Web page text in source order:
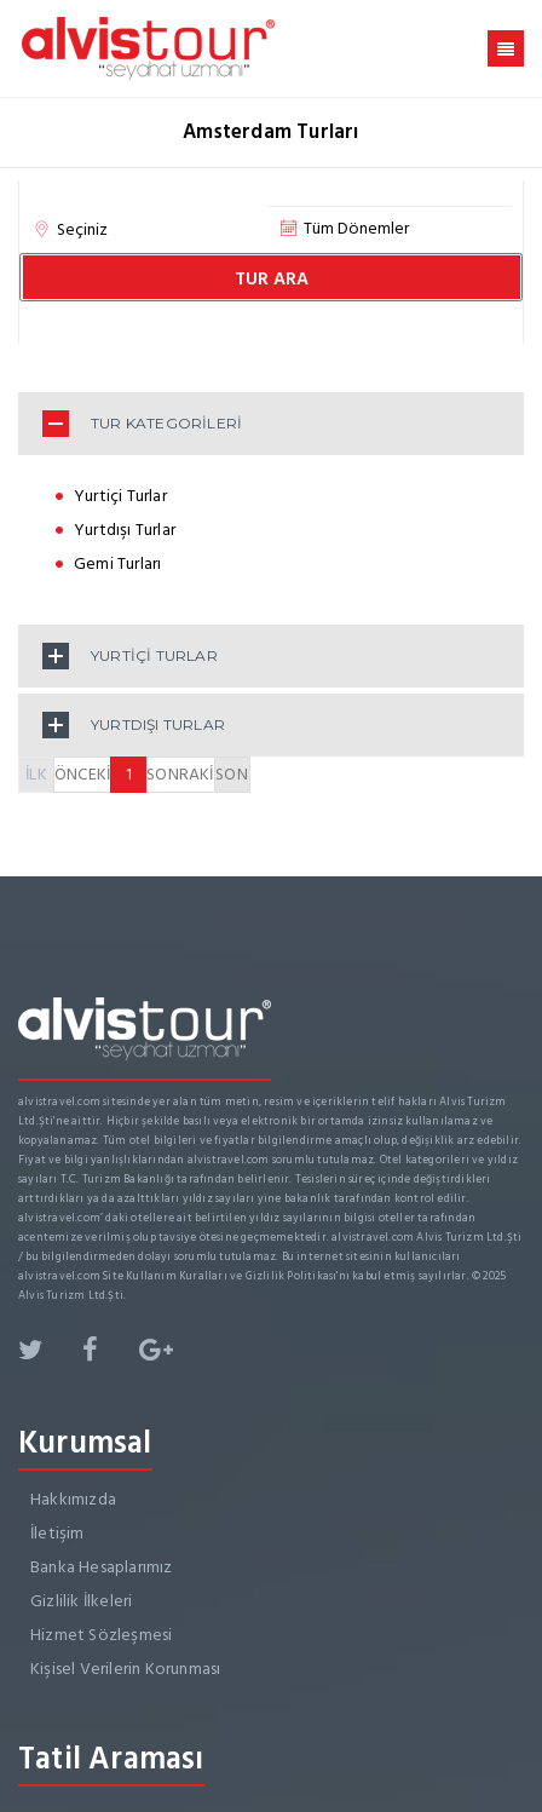
Amsterdam Turları
TUR ARA
TUR KATEGORİLERİ
Yurtiçi Turlar
Yurtdışı Turlar
Gemi Turları
YURTİÇİ TURLAR
YURTDIŞI TURLAR
İLK ÖNCEKİ 1 SONRAKİSON
alvistravel.com sitesinde yer alan tüm metin, resim ve içeriklerin telif hakları Alvis Turizm
Ltd.Şti'ne aittir. Hiçbir şekilde basılı veya elektronik bir ortamda izinsiz kullanılamaz ve
kopyalanamaz. Tüm otel bilgileri ve fiyatlar bilgilendirme amaçlı olup, değişiklik arz edebilir.
Fiyat ve bilgi yanlışlıklarından alvistravel.com sorumlu tutulamaz. Otel kategorileri ve yıldız
sayıları T.C. Turizm Bakanlığı tarafından belirlenir. Tesislerin süreç içinde değiştirdikleri
arttırdıkları ya da azalttıkları yıldız sayıları yine bakanlık tarafından kontrol edilir.
alvistravel.com’ daki otellere ait belirtilen yıldız sayılarının bilgisi oteller tarafından
acentemize verilmiş olup tavsiye ötesine geçmemektedir. alvistravel.com Alvis Turizm Ltd.Şti
/ bu bilgilendirmeden dolayı sorumlu tutulamaz. Bu internet sitesinin kullanıcıları
alvistravel.com Site Kullanım Kuralları ve Gizlilik Politikası'nı kabul etmiş sayılırlar. © 2025
Alvis Turizm Ltd.Şti.
Kurumsal
Hakkımızda
İletişim
Banka Hesaplarımız
Gizlilik İlkeleri
Hizmet Sözleşmesi
Kişisel Verilerin Korunması
Tatil Araması